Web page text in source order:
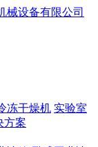
冻干燥机 实验室
方案